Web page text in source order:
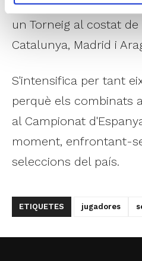
posterior viatge a
un Torneig al costat
Catalunya, Madrid i
S'intensifica per tant
perquè els combinats
al Campionat
moment, enfrontant-
seleccions del país.
ETIQUETES jugadores